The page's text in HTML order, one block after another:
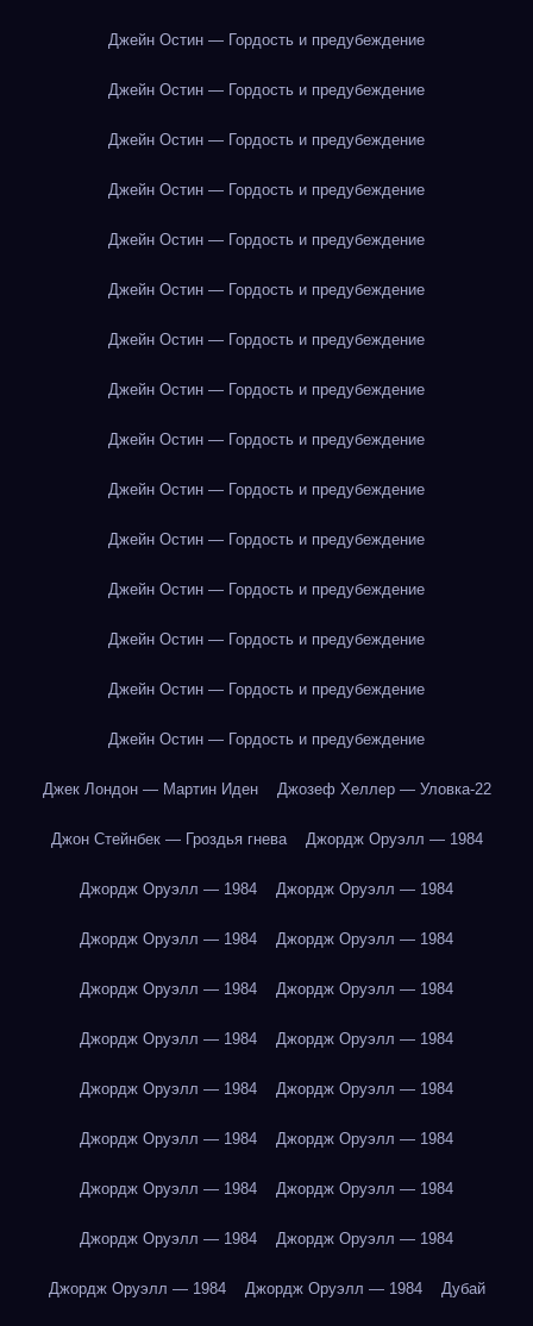
Джейн Остин — Гордость и предубеждение
Джейн Остин — Гордость и предубеждение
Джейн Остин — Гордость и предубеждение
Джейн Остин — Гордость и предубеждение
Джейн Остин — Гордость и предубеждение
Джейн Остин — Гордость и предубеждение
Джейн Остин — Гордость и предубеждение
Джейн Остин — Гордость и предубеждение
Джейн Остин — Гордость и предубеждение
Джейн Остин — Гордость и предубеждение
Джейн Остин — Гордость и предубеждение
Джейн Остин — Гордость и предубеждение
Джейн Остин — Гордость и предубеждение
Джейн Остин — Гордость и предубеждение
Джейн Остин — Гордость и предубеждение
Джек Лондон — Мартин Иден Джозеф Хеллер — Уловка-22
Джон Стейнбек — Гроздья гнева Джордж Оруэлл — 1984
Джордж Оруэлл — 1984 Джордж Оруэлл — 1984
Джордж Оруэлл — 1984 Джордж Оруэлл — 1984
Джордж Оруэлл — 1984 Джордж Оруэлл — 1984
Джордж Оруэлл — 1984 Джордж Оруэлл — 1984
Джордж Оруэлл — 1984 Джордж Оруэлл — 1984
Джордж Оруэлл — 1984 Джордж Оруэлл — 1984
Джордж Оруэлл — 1984 Джордж Оруэлл — 1984
Джордж Оруэлл — 1984 Джордж Оруэлл — 1984
Джордж Оруэлл — 1984 Джордж Оруэлл — 1984 Дубай